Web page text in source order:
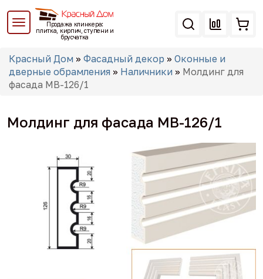
Перейти
основному
Продажа клинкера:
плитка, кирпич, ступени и
брусчатка
Вы
здесь
Красный Дом » Фасадный декор » Оконные и
дверные обрамления » Наличники » Молдинг для
фасада МВ-126/1
Молдинг для фасада МВ-126/1